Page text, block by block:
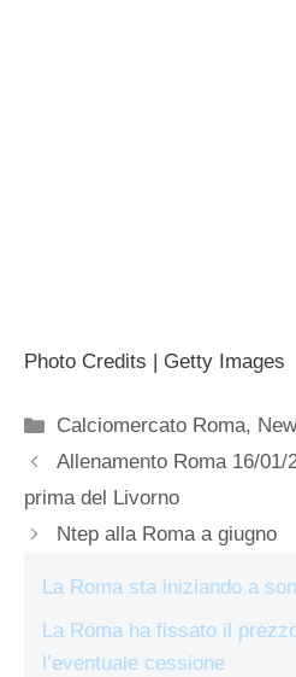
Photo Credits | Getty Images
Categorie
Calciomercato Roma,
Allenamento Roma 16/
prima del Livorno
Ntep alla Roma a giugno
La Roma sta iniziando a
La Roma ha fissato il
l’eventuale cessione